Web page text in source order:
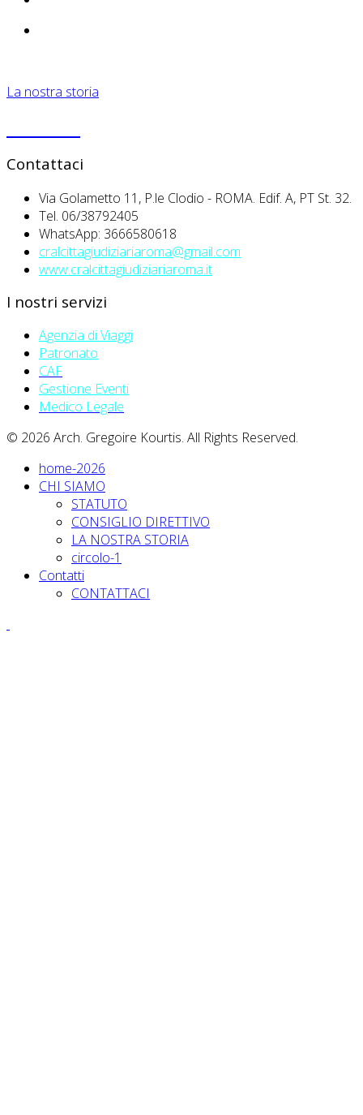
La nostra storia
Contattaci
Via Golametto 11, P.le Clodio - ROMA. Edif. A, PT St. 32.
Tel. 06/38792405
WhatsApp: 3666580618
cralcittagiudiziariaroma@gmail.com
www.cralcittagiudiziariaroma.it
I nostri servizi
Agenzia di Viaggi
Patronato
CAF
Gestione Eventi
Medico Legale
© 2026 Arch. Gregoire Kourtis. All Rights Reserved.
home-2026
CHI SIAMO
STATUTO
CONSIGLIO DIRETTIVO
LA NOSTRA STORIA
circolo-1
Contatti
CONTATTACI